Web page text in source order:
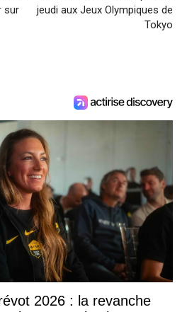
sur
jeudi aux Jeux Olympiques de
Tokyo
2026 : la revanche